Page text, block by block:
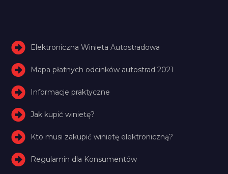
Elektroniczna Winieta Autostradowa
Mapa płatnych odcinków autostrad 2021
Informacje praktyczne
Jak kupić winietę?
Kto musi zakupić winietę elektroniczną?
Regulamin dla Konsumentów